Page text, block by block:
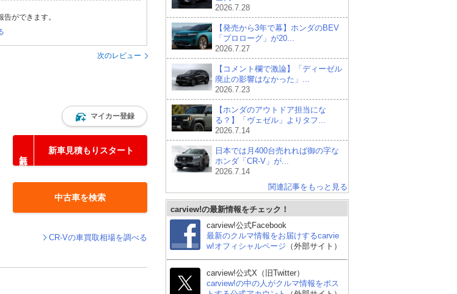
ができます。
次のレビュー
マイカー登録
新車見積もりスタート
中古車を検索
CR-Vの車買取相場を調べる
2026.7.28
【発売から3年で幕】ホンダのBEV
「プロローグ」が20...
2026.7.27
【コメント欄で激論】「ディーゼル
廃止の影響はなかった」...
2026.7.23
【ホンダのアウトドア担当にな
る？】「ヴェゼル」よりタフ...
2026.7.14
日本では月400台売れれば御の字な
ホンダ「CR-V」が...
2026.7.14
関連記事をもっと見る
carview!の最新情報をチェック！
carview!公式Facebook
最新のクルマ情報をお届けするcarvie
w!オフィシャルページ （外部サイト）
carview!公式X（旧Twitter）
carview!の中の人がクルマ情報をポス